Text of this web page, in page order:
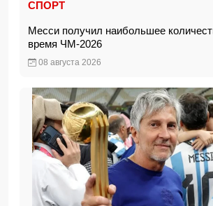
СПОРТ
Месси получил наибольшее
время ЧМ-2026
08 августа 2026